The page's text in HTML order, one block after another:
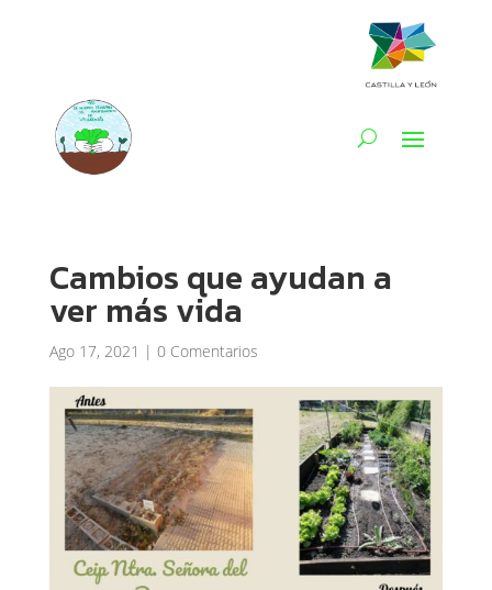
Cambios que ayudan a
ver más vida
Ago 17, 2021 | 0 Comentarios